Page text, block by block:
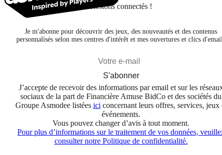
Restons connectés !
Je m'abonne pour découvrir des jeux, des nouveautés et des contenus
personnalisés selon mes centres d'intérêt et mes ouvertures et clics
S'abonner
J’accepte de recevoir des informations par email et sur les
sociaux de la part de Financière Amuse BidCo et des sociétés du
Groupe Asmodee listées ici concernant leurs offres, services, jeux
événements.
Vous pouvez changer d’avis à tout moment.
Pour plus d’informations sur le traitement de vos données,
consulter notre Politique de confidentialité.